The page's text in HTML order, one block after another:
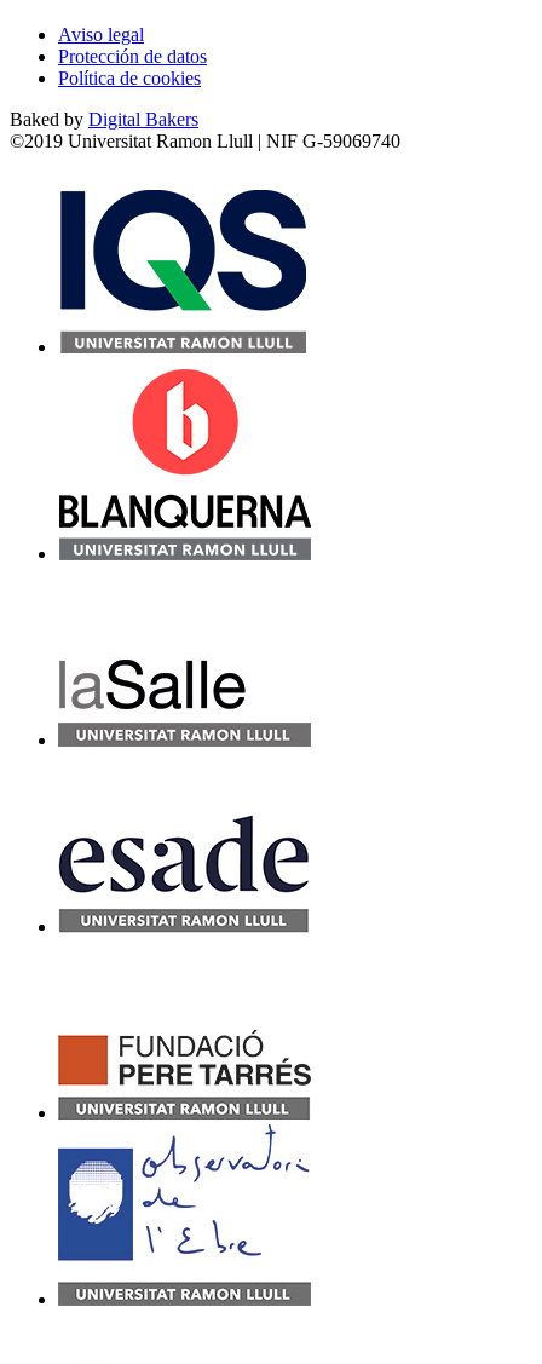
Aviso legal
Protección de datos
Política de cookies
Baked by Digital Bakers
©2019 Universitat Ramon Llull | NIF G-59069740